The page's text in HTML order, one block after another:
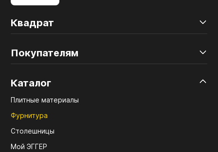
Квадрат
Покупателям
Каталог
Плитные материалы
Фурнитура
Столешницы
Мой ЭГГЕР